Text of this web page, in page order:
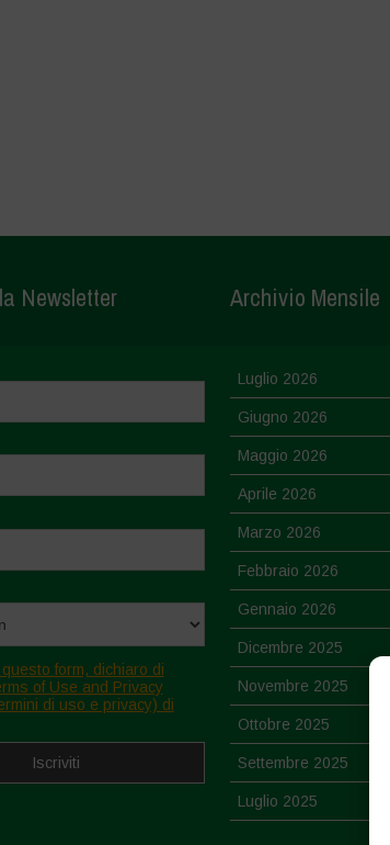
Newsletter
form, dichiaro di
of Use and Privacy
di uso e privacy) di
Archivio Mensile
Luglio 2026
Giugno 2026
Maggio 2026
Aprile 2026
Marzo 2026
Febbraio 2026
Gennaio 2026
Dicembre 2025
Novembre 2025
Ottobre 2025
Settembre 2025
Luglio 2025